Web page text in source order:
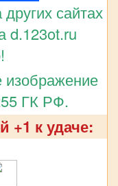
сайтах
d.123ot.ru
изображение
ГК РФ.
+1 к удаче: